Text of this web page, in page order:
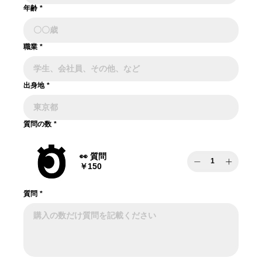
年齢 *
職業 *
出身地 *
質問の数 *
👀 質問
￥150
質問 *